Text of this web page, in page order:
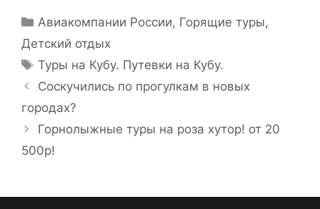
Авиакомпании России, Горящие туры,
Детский отдых
Туры на Кубу. Путевки на Кубу.
Соскучились по прогулкам в новых
городах?
Горнолыжные туры на роза хутор! от 20
500р!